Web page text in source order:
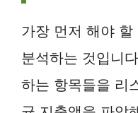
가장 먼저 해야
분석하는 것입니
하는 항목들을 리